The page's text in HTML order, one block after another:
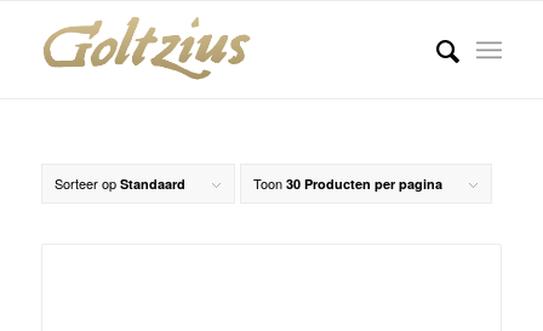
Sorteer op Standaard Toon 30 Producten per pagina